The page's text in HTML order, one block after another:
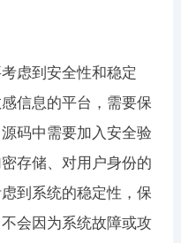
虑到安全性和稳定
信息的平台，需要保
码中需要加入安全验
存储、对用户身份的
到系统的稳定性，保
会因为系统故障或攻